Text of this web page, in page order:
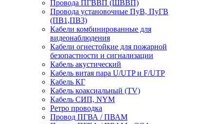
Провода ПГВВП (ШВВП)
Провода установочные ПуВ, ПуГВ
(ПВ1,ПВ3)
Кабели комбинированные для
видеонаблюдения
Кабели огнестойкие для пожарной
безопастности и сигнализации
Кабель акустический
Кабель витая пара U/UTP и F/UTP
Кабель КГ
Кабель коаксиальный (TV)
Кабель СИП, NYM
Ретро проводка
Провод ПГВА / ПВАМ